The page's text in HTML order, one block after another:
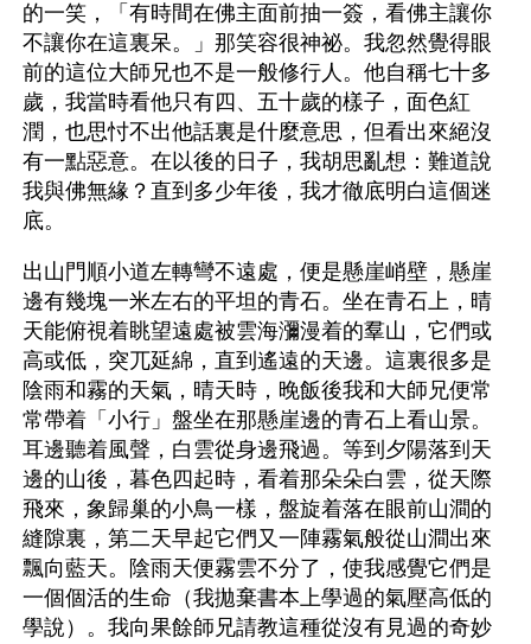
的一笑，「有時間在佛主面前抽一簽，看佛主讓你
不讓你在這裏呆。」那笑容很神祕。我忽然覺得眼
前的這位大師兄也不是一般修行人。他自稱七十多
歲，我當時看他只有四、五十歲的樣子，面色紅
潤，也思忖不出他話裏是什麼意思，但看出來絕沒
有一點惡意。在以後的日子，我胡思亂想：難道說
我與佛無緣？直到多少年後，我才徹底明白這個迷
底。
出山門順小道左轉彎不遠處，便是懸崖峭壁，懸崖
邊有幾塊一米左右的平坦的青石。坐在青石上，晴
天能俯視着眺望遠處被雲海瀰漫着的羣山，它們或
高或低，突兀延綿，直到遙遠的天邊。這裏很多是
陰雨和霧的天氣，晴天時，晚飯後我和大師兄便常
常帶着「小行」盤坐在那懸崖邊的青石上看山景。
耳邊聽着風聲，白雲從身邊飛過。等到夕陽落到天
邊的山後，暮色四起時，看着那朵朵白雲，從天際
飛來，象歸巢的小鳥一樣，盤旋着落在眼前山澗的
縫隙裏，第二天早起它們又一陣霧氣般從山澗出來
飄向藍天。陰雨天便霧雲不分了，使我感覺它們是
一個個活的生命（我拋棄書本上學過的氣壓高低的
學說）。我向果餘師兄請教這種從沒有見過的奇妙